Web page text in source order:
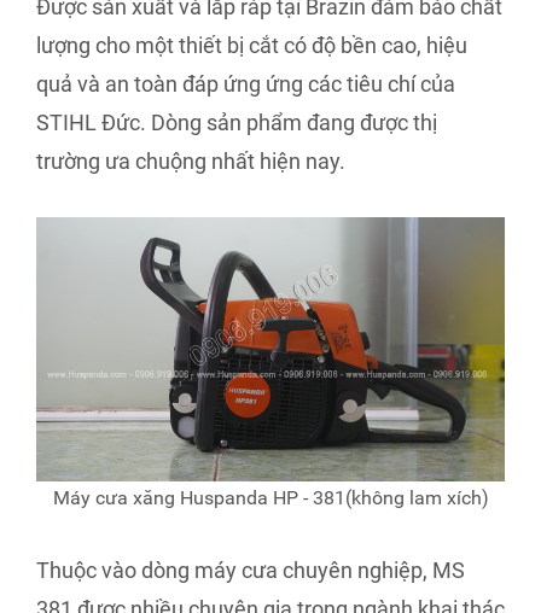
Được sản xuất và lắp ráp tại Brazin đảm bảo chất
lượng cho một thiết bị cắt có độ bền cao, hiệu
quả và an toàn đáp ứng ứng các tiêu chí của
STIHL Đức. Dòng sản phẩm đang được thị
trường ưa chuộng nhất hiện nay.
Máy cưa xăng Huspanda HP - 381(không lam xích)
Thuộc vào dòng máy cưa chuyên nghiệp, MS